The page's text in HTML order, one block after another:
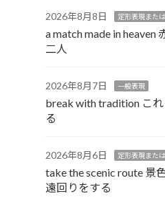
2026年8月8日 定形表現また
a match made in heaven
二人
2026年8月7日 一般表現
break with tradition こ
る
2026年8月6日 定形表現また
take the scenic route 景
遠回りをする